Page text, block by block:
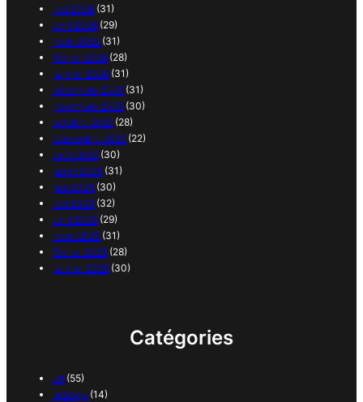
mai 2026 (31)
avril 2026 (29)
mars 2026 (31)
février 2026 (28)
janvier 2026 (31)
décembre 2025 (31)
novembre 2025 (30)
octobre 2025 (28)
septembre 2025 (22)
août 2025 (30)
juillet 2025 (31)
juin 2025 (30)
mai 2025 (32)
avril 2025 (29)
mars 2025 (31)
février 2025 (28)
janvier 2025 (30)
Catégories
art (55)
biologie (14)